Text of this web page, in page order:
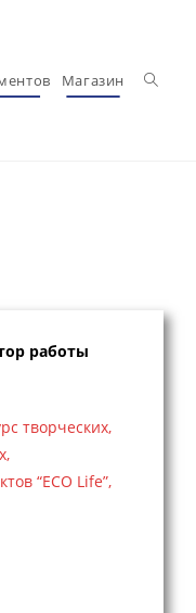
Магазин
работы
творческих,
“ECO Life”,